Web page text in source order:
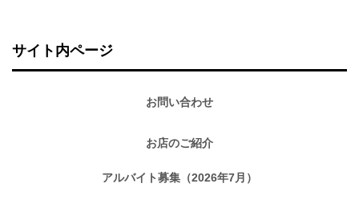
サイト内ページ
お問い合わせ
お店のご紹介
アルバイト募集（2026年7月）